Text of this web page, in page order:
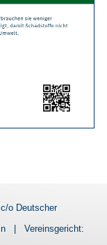
c/o Deutscher
|
Vereinsgericht: